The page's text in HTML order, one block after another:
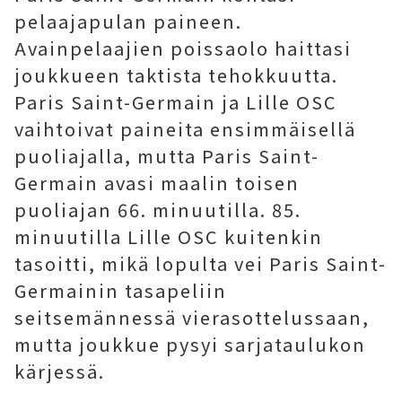
pelaajapulan paineen.
Avainpelaajien poissaolo haittasi
joukkueen taktista tehokkuutta.
Paris Saint-Germain ja Lille OSC
vaihtoivat paineita ensimmäisellä
puoliajalla, mutta Paris Saint-
Germain avasi maalin toisen
puoliajan 66. minuutilla. 85.
minuutilla Lille OSC kuitenkin
tasoitti, mikä lopulta vei Paris Saint-
Germainin tasapeliin
seitsemännessä vierasottelussaan,
mutta joukkue pysyi sarjataulukon
kärjessä.